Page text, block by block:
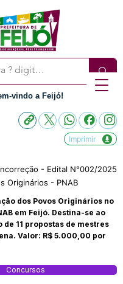
vindo a Feijó!
Imprimir
- Edital N°002/2025
Originários - PNAB
dos Povos Originários no
em Feijó. Destina-se ao
11 propostas de mestres
Valor: R$ 5.000,00 por
Concursos